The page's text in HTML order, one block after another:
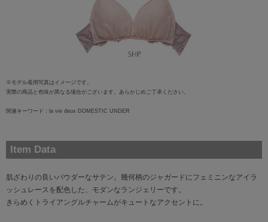
※モデル着用写真はイメージです。
実際の商品と色味が異なる場合がございます。あらかじめご了承ください。
関連キーワード：la vie deux DOMESTIC UNDER
Item Data
肌ざわりの良いパウダーなサテン。幾何柄のジャガードにフェミニンなアイラ
ッシュレースを配色した、モダンなランジェリーです。
きらめくトライアングルチャームがキュートなアクセントに。